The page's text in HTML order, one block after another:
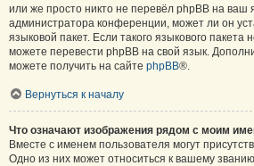
или же просто никто не перевёл phpBB на ваш
администратора конференции, может ли он
языковой пакет. Если такого языкового пакета
можете перевести phpBB на свой язык.
можете получить на сайте phpBB®.
Вернуться к началу
Что означают изображения рядом с моим
Вместе с именем пользователя могут
Одно из них может относиться к вашему